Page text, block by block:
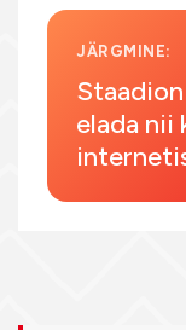
JÄRGMINE:
elada nii